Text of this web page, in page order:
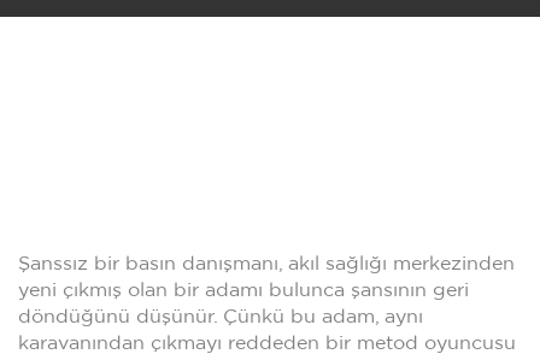
Şanssız bir basın danışmanı, akıl sağlığı merkezinden
yeni çıkmış olan bir adamı bulunca şansının geri
döndüğünü düşünür. Çünkü bu adam, aynı
karavanından çıkmayı reddeden bir metod oyuncusu